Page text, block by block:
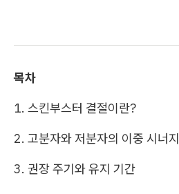
목차
1. 스킨부스터 결절이란?
2. 고분자와 저분자의 이중 시너지
3. 권장 주기와 유지 기간